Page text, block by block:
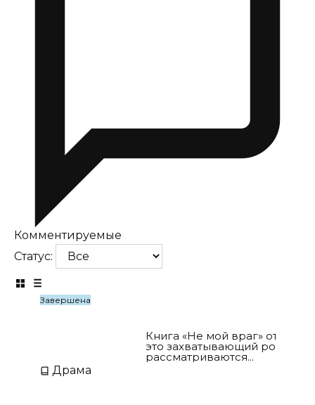
Комментируемые
Статус:
Завершена
Книга «Не мой враг» от
это захватывающий роман,
рассматриваются...
Драма